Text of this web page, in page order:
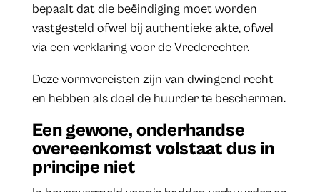
bepaalt dat die beëindiging moet worden
vastgesteld ofwel bij authentieke akte, ofwel
via een verklaring voor de Vrederechter.
Deze vormvereisten zijn van dwingend recht
en hebben als doel de huurder te beschermen.
Een gewone, onderhandse
overeenkomst volstaat dus in
principe niet